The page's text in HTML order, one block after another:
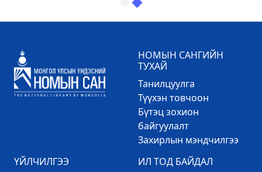
НОМЫН САНГИЙН
ТУХАЙ
Танилцуулга
Түүхэн товчоон
Бүтэц зохион
байгуулалт
Захирлын мэндчилгээ
ҮЙЛЧИЛГЭЭ
ИЛ ТОД БАЙДАЛ